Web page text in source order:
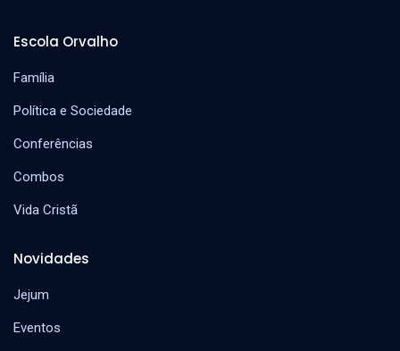
Novidades
Jejum
Eventos
Escola Orvalho
Família
Política e Sociedade
Conferências
Combos
Vida Cristã